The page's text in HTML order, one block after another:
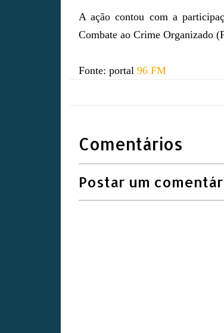
A ação contou com a
Combate ao Crime Organizado
Fonte: portal 96 FM
Comentários
Postar um